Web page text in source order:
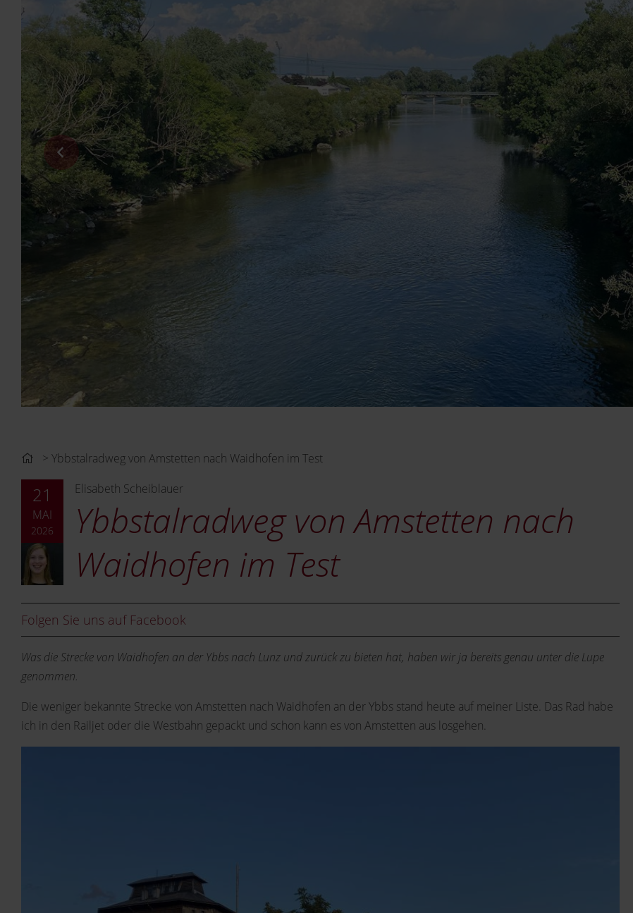
Ybbstalradweg von Amstetten nach Waidhofen im Test
21
MAI
2026
Elisabeth Scheiblauer
Ybbstalradweg von Amstetten nach
Waidhofen im Test
Folgen Sie uns auf Facebook
Was die Strecke von Waidhofen an der Ybbs nach Lunz und zurück zu bieten hat, haben wir ja bereits genau unter die Lupe
genommen.
Die weniger bekannte Strecke von Amstetten nach Waidhofen an der Ybbs stand heute auf meiner Liste. Das Rad habe
ich in den Railjet oder die Westbahn gepackt und schon kann es von Amstetten aus losgehen.